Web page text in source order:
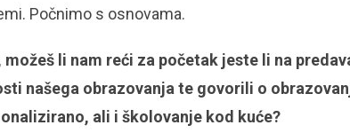
Počnimo s osnovama.
možeš li nam reći za početak jeste li na
našega obrazovanja te govorili o
ali i školovanje kod kuće?